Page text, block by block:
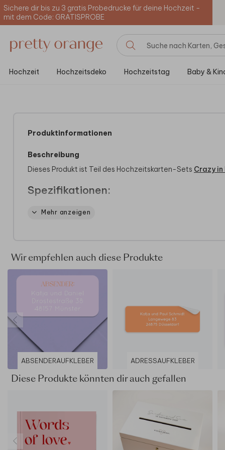
Sichere dir bis zu 3 gratis Probedrucke für deine Hochzeit -
mit dem Code: GRATISPROBE
Hochzeit Hochzeitsdeko Hochzeitstag Baby &
Produktinformationen
Beschreibung
Dieses Produkt ist Teil des Hochzeitskarten-Sets Crazy in
Spezifikationen:
Wir bieten zwei verschiedene Versionen unserer Boxen an:
Kiefernholz mit einem White Wash-Finish.
Die Box ist abschließbar; ein goldfarbener Schlüssel
Lieferung an der Innenseite der Box befestigt.
Die Abmessungen der Box betragen (BxHxT): 29 x 20
Briefschlitzgröße bei der Holzkiste ist 9 x 150 mm.
Briefschlitzgröße bei der weißen Holzkiste ist 9 x 210
In beiden Versionen wird der Vollfarbdruck nur auf der
Deckweiß können wir auch weiße Farben im Design der
integrieren.
Mehr anzeigen
Wir empfehlen auch diese Produkte
ABSENDERAUFKLEBER ADRESSAUFKLEBER
Diese Produkte könnten dir auch gefallen